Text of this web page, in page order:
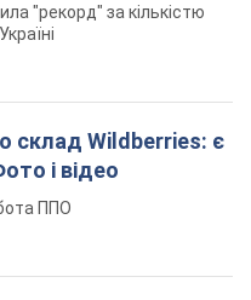
"рекорд" за кількістю
склад Wildberries: є
і відео
ППО